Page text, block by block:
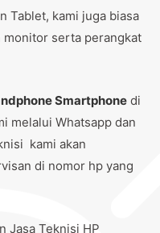
Tablet, kami juga biasa
monitor serta perangkat
Smartphone di
melalui Whatsapp dan
kami akan
di nomor hp yang
Jasa Teknisi HP